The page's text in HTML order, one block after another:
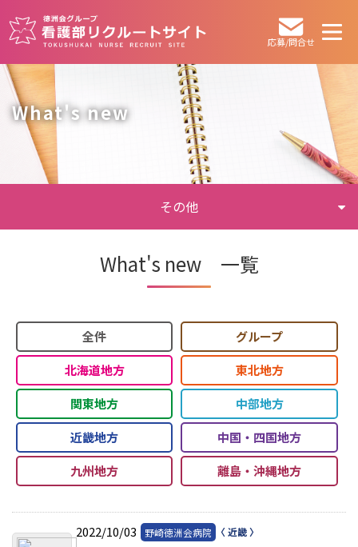
応募/問合せ
What's new
What's new 一覧
全件
グループ
北海道地方
東北地方
関東地方
中部地方
近畿地方
中国・四国地方
九州地方
離島・沖縄地方
2022/10/03 野崎徳洲会病院
その他